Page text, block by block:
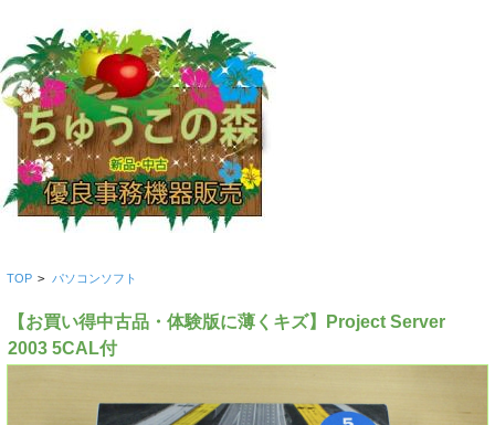
TOP > パソコンソフト
【お買い得中古品・体験版に薄くキズ】Project Server
2003 5CAL付